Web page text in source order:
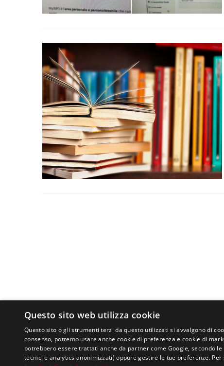
Questo sito web utilizza cookie
Questo sito o gli strumenti terzi da questo utilizzati si avvalgono di
consenso, potremo usare anche cookie di preferenza e cookie di
potrebbero essere trattati anche da partner come Google, secondo
tecnici e analytics anonimizzati) oppure gestire le tue preferenze.